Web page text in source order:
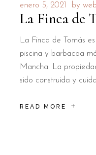
enero 5, 2021 by
La Finca de
La Finca de Tomás
piscina y barbacoa
Mancha. La
sido construida y
READ MORE